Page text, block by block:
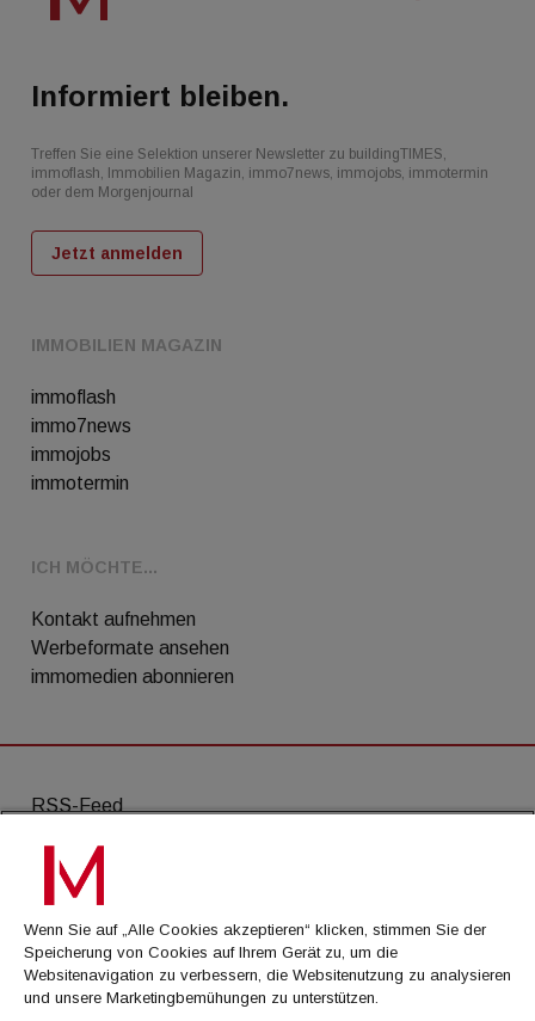
IMMOBILIEN MAGAZIN
immoflash
immo7news
immojobs
immotermin
ICH MÖCHTE...
Kontakt aufnehmen
Werbeformate ansehen
immomedien abonnieren
Informiert bleiben.
Treffen Sie eine Selektion unserer Newsletter zu buildingTIMES,
immoflash, Immobilien Magazin, immo7news, immojobs, immotermin
oder dem Morgenjournal
Jetzt anmelden
RSS-Feed
AGB
Datenschutz
Kontakt
Impressum
Wenn Sie auf „Alle Cookies akzeptieren“ klicken, stimmen Sie der
Speicherung von Cookies auf Ihrem Gerät zu, um die
Websitenavigation zu verbessern, die Websitenutzung zu analysieren
und unsere Marketingbemühungen zu unterstützen.